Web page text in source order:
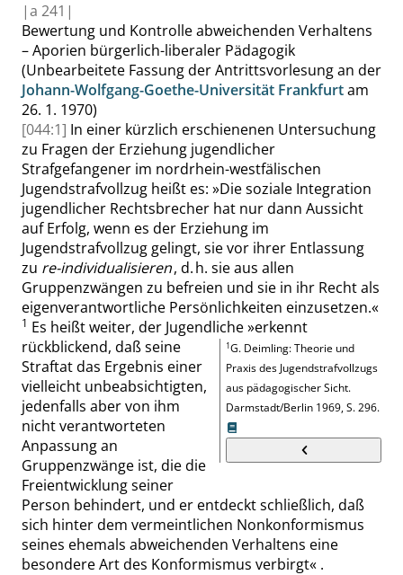
|a 241|
Bewertung und Kontrolleabweichenden Verhaltens
– Aporien bürgerlich-liberaler Pädagogik
(Unbearbeitete Fassung der Antrittsvorlesung an der
Johann-Wolfgang-Goethe-Universität Frankfurtam
26. 1. 1970)
[044:1] In einer kürzlich erschienenen Untersuchung
zu Fragen der Erziehung jugendlicher
Strafgefangener im nordrhein-westfälischen
Jugendstrafvollzug heißt es: »Die soziale Integration
jugendlicher Rechtsbrecher hat nur dann Aussicht
auf Erfolg, wenn es der Erziehung im
Jugendstrafvollzug gelingt, sie vor ihrer Entlassung
zu re-individualisieren, d. h. sie aus allen
Gruppenzwängen zu befreien und sie in ihr Recht als
eigenverantwortliche Persönlichkeiten einzusetzen.«
1
1G. Deimling:Theorie und
Praxis des Jugendstrafvollzugs
aus pädagogischer Sicht.
Darmstadt/Berlin 1969,S. 296.
Es heißt weiter, der Jugendliche»erkennt
rückblickend, daß seine
Straftat das Ergebnis einer
vielleicht unbeabsichtigten,
jedenfalls aber von ihm
nicht verantworteten
Anpassung an
Gruppenzwänge ist, die die
Freientwicklung seiner
Person behindert, und er entdeckt schließlich, daß
sich hinter dem vermeintlichen Nonkonformismus
seines ehemals abweichenden Verhaltens eine
besondere Art des Konformismus verbirgt« .